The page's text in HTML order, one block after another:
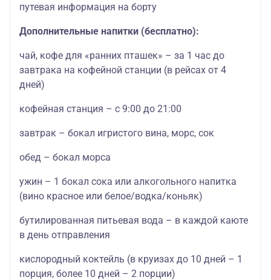
путевая информация на борту
Дополнительные напитки (бесплатно):
чай, кофе для «ранних пташек» – за 1 час до
завтрака на кофейной станции (в рейсах от 4
дней)
кофейная станция – с 9:00 до 21:00
завтрак – бокал игристого вина, морс, сок
обед – бокал морса
ужин – 1 бокал сока или алкогольного напитка
(вино красное или белое/водка/коньяк)
бутилированная питьевая вода – в каждой каюте
в день отправления
кислородный коктейль (в круизах до 10 дней – 1
порция, более 10 дней – 2 порции)